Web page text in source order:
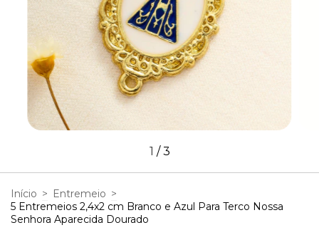
1 /3
Início > Entremeio >
5 Entremeios 2,4x2 cm Branco e Azul Para Terco Nossa
Senhora Aparecida Dourado